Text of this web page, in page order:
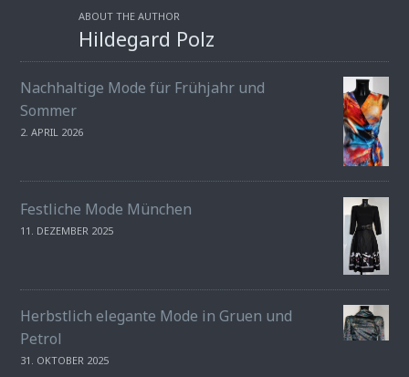
ABOUT THE AUTHOR
Hildegard Polz
Nachhaltige Mode für Frühjahr und
Sommer
2. APRIL 2026
Festliche Mode München
11. DEZEMBER 2025
Herbstlich elegante Mode in Gruen und
Petrol
31. OKTOBER 2025